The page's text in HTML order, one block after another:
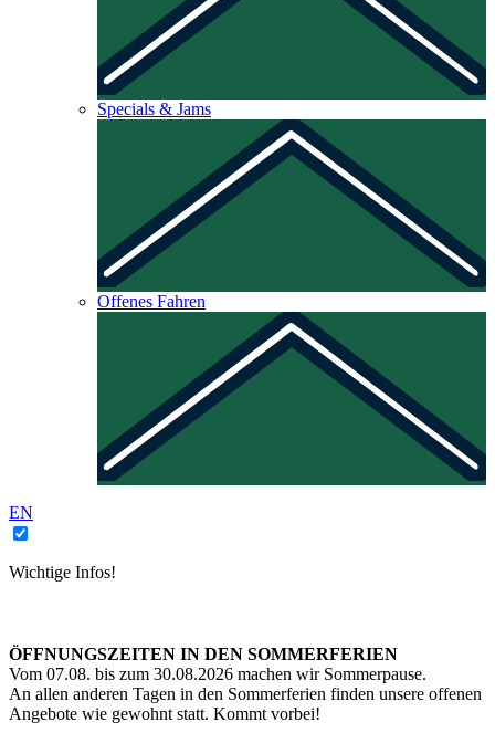
Specials & Jams
Offenes Fahren
EN
Wichtige Infos!
ÖFFNUNGSZEITEN IN DEN SOMMERFERIEN
Vom 07.08. bis zum 30.08.2026 machen wir Sommerpause.
An allen anderen Tagen in den Sommerferien finden unsere offenen
Angebote wie gewohnt statt. Kommt vorbei!